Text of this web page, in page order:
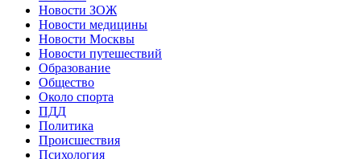
Новости ЗОЖ
Новости медицины
Новости Москвы
Новости путешествий
Образование
Общество
Около спорта
ПДД
Политика
Происшествия
Психология